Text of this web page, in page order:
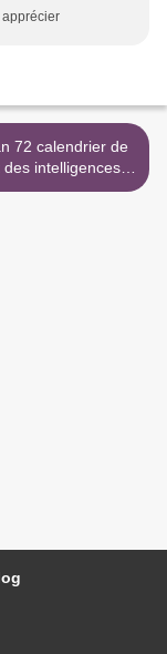
apprécier
72 calendrier de
des intelligences
multiples >